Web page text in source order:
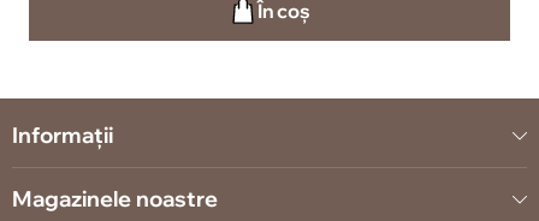
În coș
Informații
Magazinele noastre